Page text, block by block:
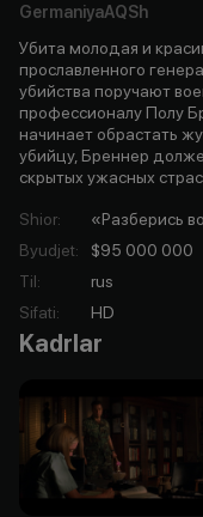
GermaniyaAQSh
Убита молодая и
прославленного
убийства поручают
профессионалу Полу
начинает обрастать
убийцу, Бреннер
скрытых ужасных
Shior:
«Разберись
Byudjet:
$95 000 000
Til:
rus
Sifati: HD
Kadrlar